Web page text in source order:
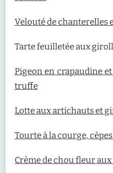
Velouté de chanterelles
Tarte feuilletée aux
Pigeon en crapaudine
truffe
Lotte aux artichauts et
Tourte à la courge,
Crème de chou fleur